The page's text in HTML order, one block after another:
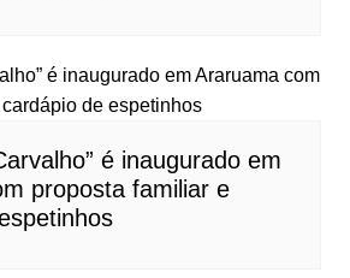
é inaugurado em
proposta familiar e